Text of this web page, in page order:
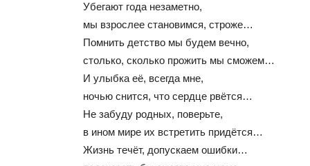
Убегают года незаметно,
мы взрослее становимся, строже…
Помнить детство мы будем вечно,
столько, сколько прожить мы сможем…
И улыбка её, всегда мне,
ночью снится, что сердце рвётся…
Не забуду родных, поверьте,
в ином мире их встретить придётся…
Жизнь течёт, допускаем ошибки…